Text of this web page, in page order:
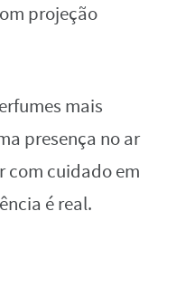
projeção
mais
presença no ar
com cuidado em
é real.